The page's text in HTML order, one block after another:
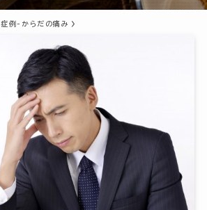
症例-からだの痛み